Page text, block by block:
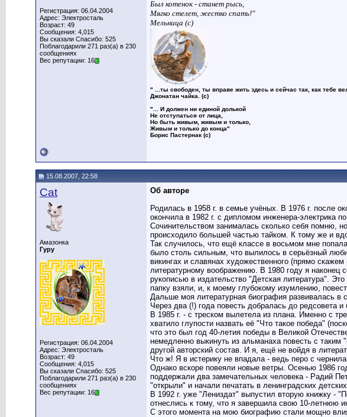
Регистрация: 06.04.2004
Адрес: Электросталь
Возраст: 49
Сообщения: 4,015
Вы сказали Спасибо: 525
Поблагодарили 271 раз(а) в 230
сообщениях
Вес репутации: 16
Был котенок - станет рысь,
Мягко стелет, жестко спать!"
Мельница (с)
" ...ты свободен, ты вправе жить здесь и сейчас так, как тебе
Джонатан чайка. (с)
"... И должен ни единой долькой
Не отступаться от лица,
Но быть живым, живым и только,
Живым и только до конца"
Борис Пастернак (с)
15.08.2007, 22:58
Cat
Амазонка
Гуру
Регистрация: 06.04.2004
Адрес: Электросталь
Возраст: 49
Сообщения: 4,015
Вы сказали Спасибо: 525
Поблагодарили 271 раз(а) в 230
сообщениях
Вес репутации: 16
Об авторе
Родилась в 1958 г. в семье учёных. В 1976 г. после
окончила в 1982 г. с дипломом инженера-электрика
Сочинительством занималась сколько себя помню,
происходило большей частью тайком. К тому же и
Так случилось, что ещё классе в восьмом мне
было столь сильным, что вылилось в серьёзный
викингах и славянах художественного (прямо
литературному воображению. В 1980 году я наконец
рукописью в издательство "Детская литература".
папку взяли, и, к моему глубокому изумлению,
Дальше моя литературная биография развивалась в
Через два (!) года повесть добралась до редсовета
В 1985 г. - с треском вылетела из плана. Именно с
хватило глупости назвать её "Что такое победа"
что это был год 40-летия победы в Великой
немедленно выкинуть из альманаха повесть с таким
другой авторский состав. И я, ещё не войдя в
Что ж! Я в истерику не впадала - ведь перо с
Однако вскоре повеяли новые ветры. Осенью 1986
поддержали два замечательных человека - Радий
"открыли" и начали печатать в ленинградских
В 1992 г. уже "Лениздат" выпустил вторую книжку -
отнеслись к тому, что я завершила свою 10-летнюю
С этого момента на мою биографию стали мощно